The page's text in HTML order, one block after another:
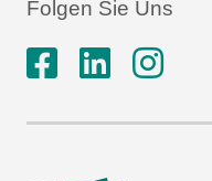
Folgen Sie Uns